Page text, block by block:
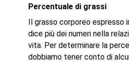
Percentuale di grassi
Il grasso corporeo espresso
dice più dei numeri nella
vita. Per determinare la
dobbiamo tener conto di